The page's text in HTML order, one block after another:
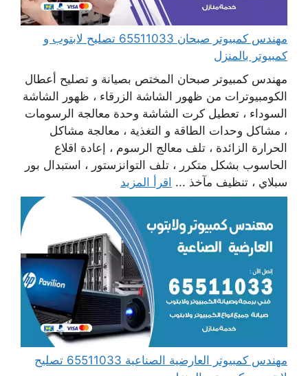
مهندس كمبيوتر صبحان 65511033 تصليح لابتوب و
كمبيوتر بالمنزل
مهندس كمبيوتر صبحان المختص بصيانة و تصليح أعطال
الكومبيوترات من ظهور الشاشة الزرقاء ، ظهور الشاشة
السوداء ، تعطيل كرت الشاشة وحدة معالجة الرسومات
، مشاكل وحدات الطاقة و التغذية ، معالجة مشاكل
الحرارة الزائدة ، تلف معالج الرسوم ، إعادة اقلاع
الحاسوب بشكل متكرر ، تلف التوانزستور ، استبدال بور
سبلاي ، تنظيف مآخذ ... اقرأ المزيد
مهندس كمبيوتر العارضية الصناعية 65511033 تصليح